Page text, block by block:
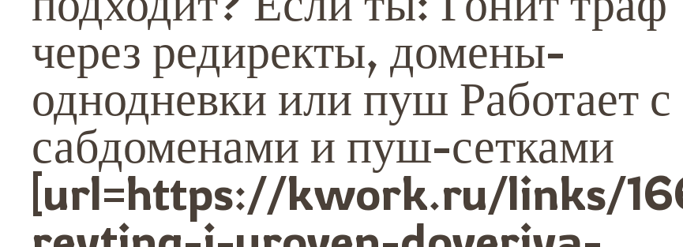
через редиректы, домены-
однодневки или пуш Работает с
сабдоменами и пуш-сетками
[url=https://kwork.ru/links/